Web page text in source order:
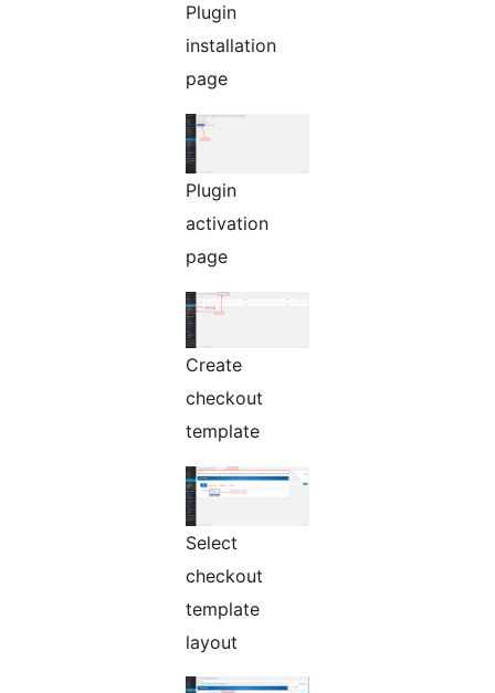
Plugin
installation
page
Plugin
activation
page
Create
checkout
template
Select
checkout
template
layout